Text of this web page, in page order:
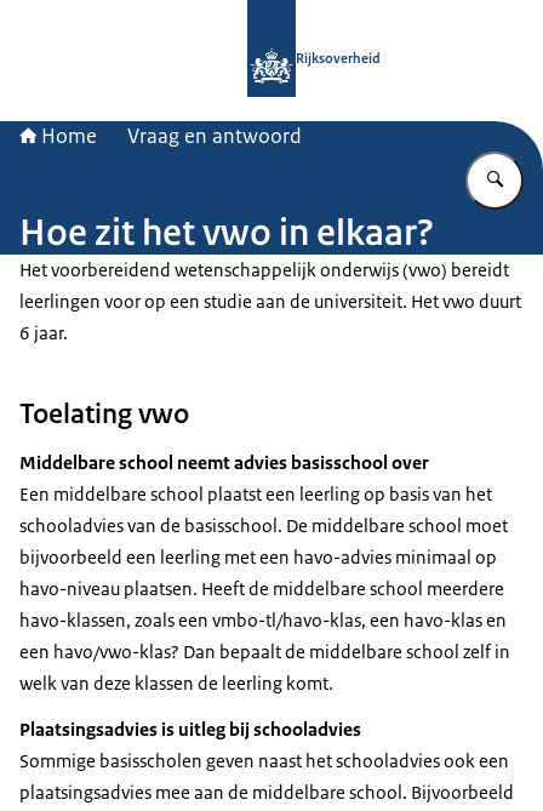
Rijksoverheid
Home Vraag en antwoord
Hoe zit het vwo in elkaar?
Het voorbereidend wetenschappelijk onderwijs (vwo) bereidt
leerlingen voor op een studie aan de universiteit. Het vwo duurt
6 jaar.
Toelating vwo
Middelbare school neemt advies basisschool over
Een middelbare school plaatst een leerling op basis van het
schooladvies van de basisschool. De middelbare school moet
bijvoorbeeld een leerling met een havo-advies minimaal op
havo-niveau plaatsen. Heeft de middelbare school meerdere
havo-klassen, zoals een vmbo-tl/havo-klas, een havo-klas en
een havo/vwo-klas? Dan bepaalt de middelbare school zelf in
welk van deze klassen de leerling komt.
Plaatsingsadvies is uitleg bij schooladvies
Sommige basisscholen geven naast het schooladvies ook een
plaatsingsadvies mee aan de middelbare school. Bijvoorbeeld